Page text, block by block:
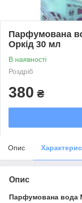
Парфумована
Оркід 30 мл
В наявності
Роздріб
380 ₴
Опис
Опис
Парфумована вода